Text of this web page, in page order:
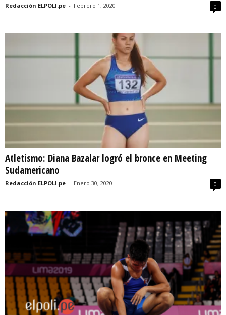
Redacción ELPOLI.pe - Febrero 1, 2020 0
Atletismo: Diana Bazalar logró el bronce en Meeting
Sudamericano
Redacción ELPOLI.pe - Enero 30, 2020 0